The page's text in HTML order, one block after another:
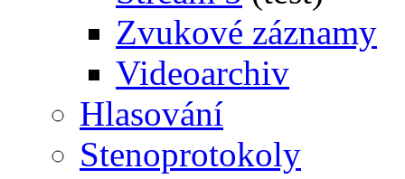
Zvukové záznamy
Videoarchiv
Hlasování
Stenoprotokoly